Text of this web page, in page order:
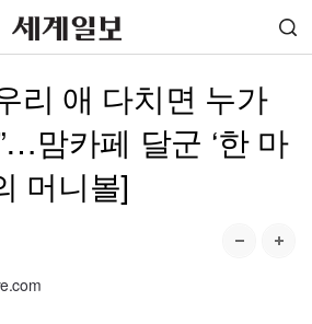
리 애 다치면 누가
맘카페 달군 ‘한 마
머니볼]